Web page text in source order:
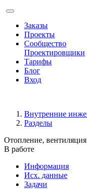
Заказы
Проекты
Сообщество
Проектировщики
Тарифы
Блог
Вход
Внутренние
Разделы
Отопление,
В работе
Информация
Исх. данные
Задачи